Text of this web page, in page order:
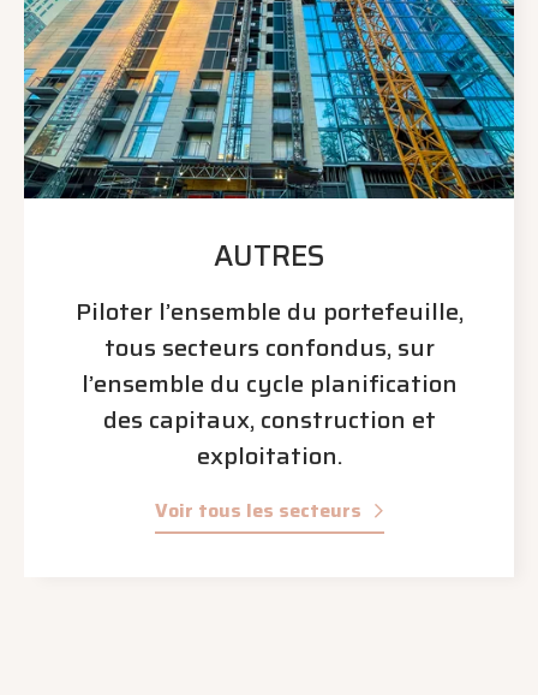
AUTRES
Piloter l’ensemble du portefeuille,
tous secteurs confondus, sur
l’ensemble du cycle planification
des capitaux, construction et
exploitation.
Voir tous les secteurs